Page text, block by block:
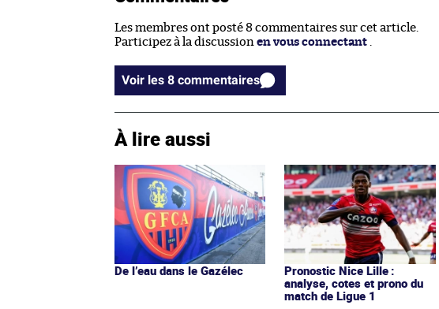
Les membres ont posté 8 commentaires sur cet article.
Participez à la discussion en vous connectant
Voir les 8 commentaires
À lire aussi
De l’eau dans le Gazélec
Pronostic Nice Lille :
analyse, cotes et prono du
match de Ligue 1